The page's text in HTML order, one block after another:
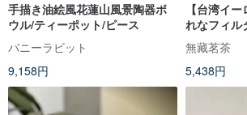
手描き油絵風花蓮山風景陶器ボ
ウル/ティーポット/ピース
バニーラビット
9,158円
【台湾イ
れなフィル
ターカップ
ット1個、
400ml、5色
無藏茗茶
5,438円